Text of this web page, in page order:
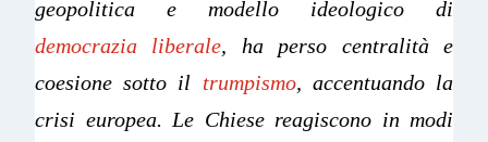
geopolitica e modello ideologico di
democrazia liberale, ha perso centralità e
coesione sotto il trumpismo, accentuando la
crisi europea. Le Chiese reagiscono in modi